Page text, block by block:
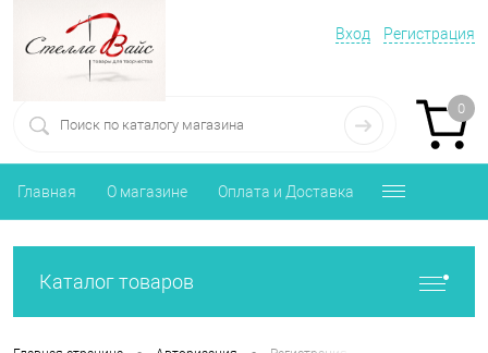
Вход Регистрация
0
Главная О магазине Оплата и Доставка
Каталог товаров